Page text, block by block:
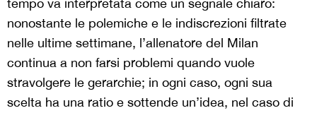
tempo va interpretata come un segnale chiaro:
nonostante le polemiche e le indiscrezioni filtrate
nelle ultime settimane, l’allenatore del Milan
continua a non farsi problemi quando vuole
stravolgere le gerarchie; in ogni caso, ogni sua
scelta ha una ratio e sottende un’idea, nel caso di